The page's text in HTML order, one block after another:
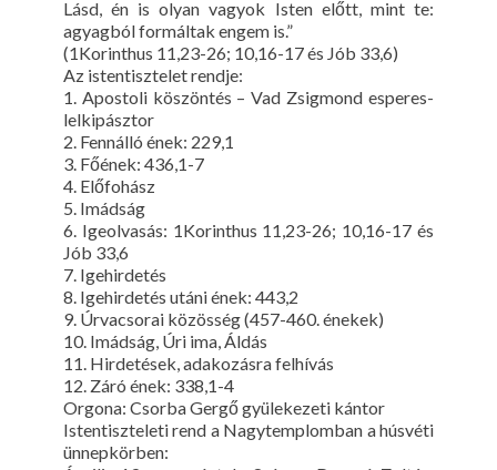
Lásd, én is olyan vagyok Isten előtt, mint te:
agyagból formáltak engem is.”
(1Korinthus 11,23-26; 10,16-17 és Jób 33,6)
Az istentisztelet rendje:
1. Apostoli köszöntés – Vad Zsigmond esperes-
lelkipásztor
2. Fennálló ének: 229,1
3. Főének: 436,1-7
4. Előfohász
5. Imádság
6. Igeolvasás: 1Korinthus 11,23-26; 10,16-17 és
Jób 33,6
7. Igehirdetés
8. Igehirdetés utáni ének: 443,2
9. Úrvacsorai közösség (457-460. énekek)
10. Imádság, Úri ima, Áldás
11. Hirdetések, adakozásra felhívás
12. Záró ének: 338,1-4
Orgona: Csorba Gergő gyülekezeti kántor
Istentiszteleti rend a Nagytemplomban a húsvéti
ünnepkörben: